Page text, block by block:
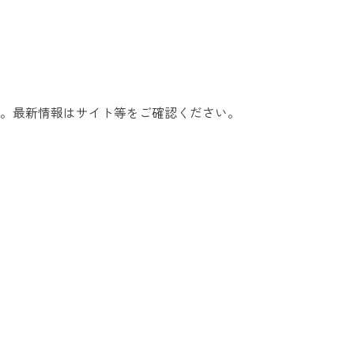
新情報はサイト等をご確認ください。